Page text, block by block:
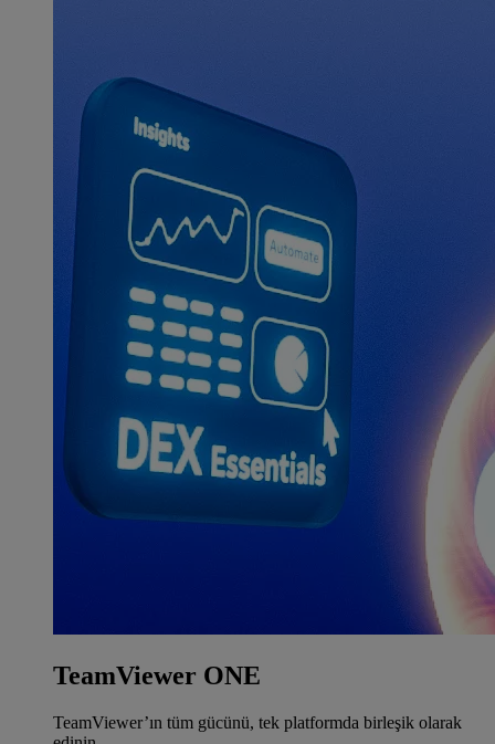
TeamViewer ONE
TeamViewer’ın tüm gücünü, tek platformda birleşik olarak